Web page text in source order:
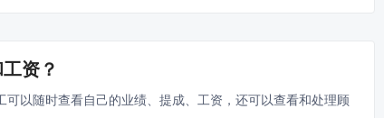
资？
可以随时查看自己的业绩、提成、工资，还可以查看和处理顾